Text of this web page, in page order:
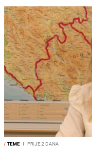
/TEME I PRIJE 2 DANA